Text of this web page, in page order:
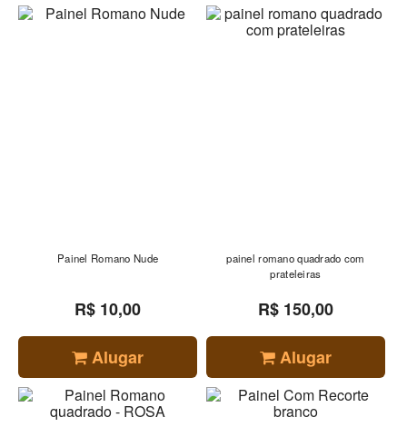
Painel Romano Nude
R$ 10,00
Alugar
painel romano quadrado com
prateleiras
R$ 150,00
Alugar